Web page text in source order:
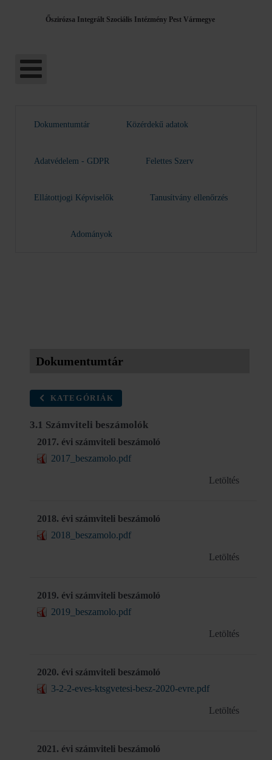
Őszirózsa Integrált Szociális Intézmény Pest Vármegye
Dokumentumtár Közérdekű adatok
Adatvédelem - GDPR Felettes Szerv
Ellátottjogi Képviselők Tanusítvány ellenőrzés
Adományok
Dokumentumtár
KATEGÓRIÁK
3.1 Számviteli beszámolók
2017. évi számviteli beszámoló
2017_beszamolo.pdf
Letöltés
2018. évi számviteli beszámoló
2018_beszamolo.pdf
Letöltés
2019. évi számviteli beszámoló
2019_beszamolo.pdf
Letöltés
2020. évi számviteli beszámoló
3-2-2-eves-ktsgvetesi-besz-2020-evre.pdf
Letöltés
2021. évi számviteli beszámoló